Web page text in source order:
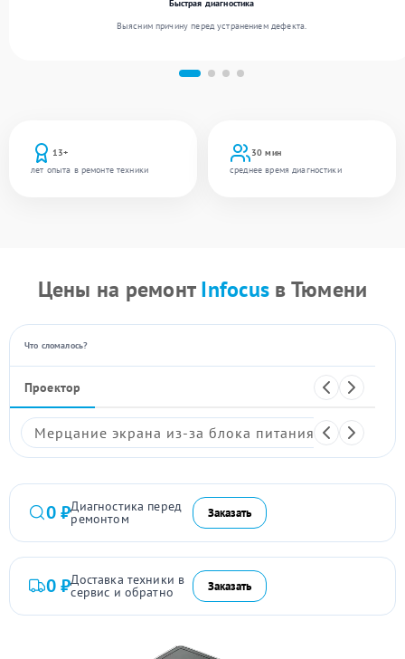
13+
лет опыта в ремонте техники
30 мин
среднее время диагностики
Быстрая диагностика
Выясним причину перед устранением дефекта.
Цены на ремонтInfocus в Тюмени
Что сломалось?
Проектор
Мерцание экрана из-за блока питания
0 ₽Диагностика перед
ремонтом Заказать
0 ₽Доставка техники в
сервис и обратно Заказать